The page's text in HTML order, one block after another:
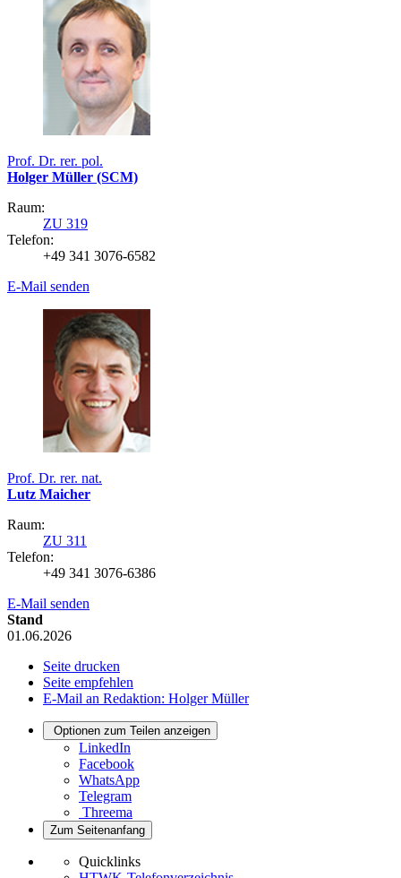
Prof. Dr. rer. pol.
Holger Müller (SCM)
Raum:
ZU 319
Telefon:
+49 341 3076-6582
E-Mail senden
Prof. Dr. rer. nat.
Lutz Maicher
Raum:
ZU 311
Telefon:
+49 341 3076-6386
E-Mail senden
Stand
01.06.2026
Seite drucken
Seite empfehlen
E-Mail an Redaktion: Holger Müller
Optionen zum Teilen anzeigen
LinkedIn
Facebook
WhatsApp
Telegram
Threema
Zum Seitenanfang
Quicklinks